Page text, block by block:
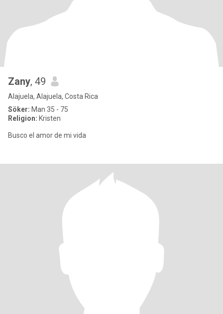
Zany, 49
Alajuela, Alajuela, Costa Rica
Söker: Man 35 - 75
Religion: Kristen
Busco el amor de mi vida